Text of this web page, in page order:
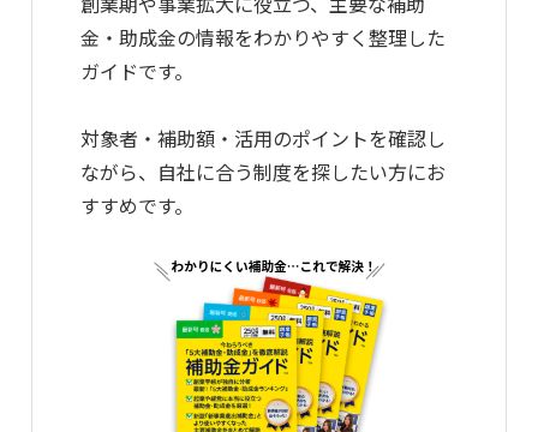
金・助成金の情報をわかりやすく整理した
ガイドです。
対象者・補助額・活用のポイントを確認し
ながら、自社に合う制度を探したい方にお
すすめです。